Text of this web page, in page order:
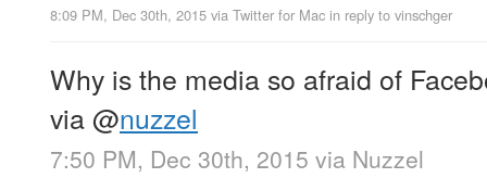
8:09 PM, Dec 30th, 2015 via Twitter for Mac in reply to vinschger
Why is the media so afraid of
via@nuzzel
7:50 PM, Dec 30th, 2015 via Nuzzel